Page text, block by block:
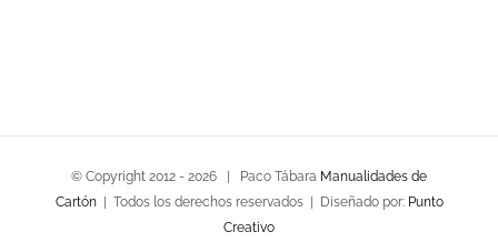
© Copyright 2012 - 2026 | Paco Tábara Manualidades de
Cartón| Todos los derechos reservados | Diseñado por: Punto
Creativo